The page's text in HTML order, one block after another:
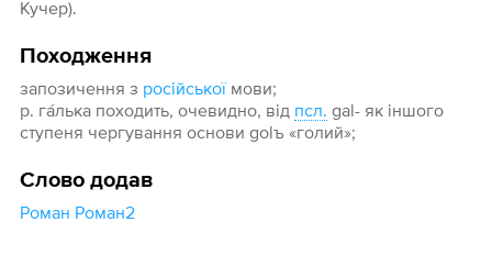
Кучер).
Походження
запозичення з російськоїмови;
р. га́лька походить, очевидно, від псл. gal- як іншого
ступеня чергування основи golъ «голий»;
Слово додав
Роман Роман2